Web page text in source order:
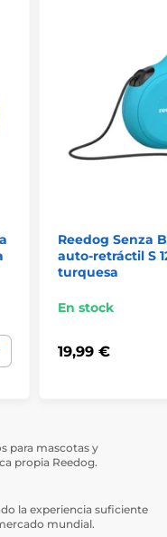
con una cuerda
La cuerda está
a la tracción.
la fabricación de
por su excelente
freno
con otro perro, un
Reedog Senza
auto-retráctil S
turquesa
En stock
19,99 €
para mascotas y
propia Reedog.
la experiencia suficiente
mundial.